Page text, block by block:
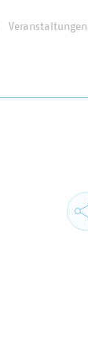
Veranstaltungen